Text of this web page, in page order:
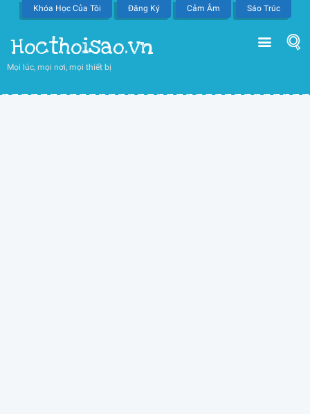
Khóa Học Của Tôi Đăng Ký Cảm Âm Sáo Trúc
Hocthoisao.vn
Mọi lúc, mọi nơi, mọi thiết bị